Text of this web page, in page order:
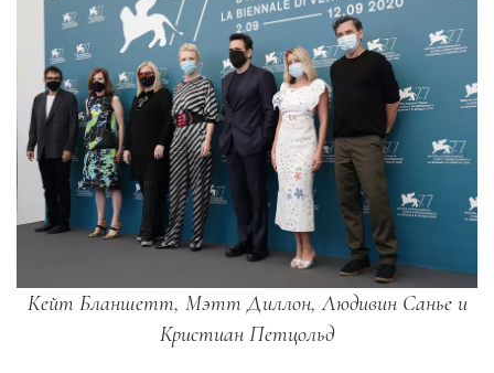
Кейт Бланшетт, Мэтт Диллон, Людивин Санье и
Кристиан Петцольд